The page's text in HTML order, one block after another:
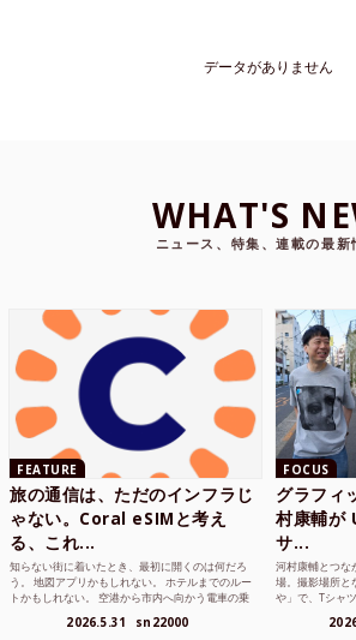
データがありません
WHAT'S
ニュース、特集、連載の最新
FEATURE
旅の通信は、ただのインフラじ
ゃない。Coral eSIMと考え
る、これ...
知らない街に着いたとき、最初に開くのは何だろ
う。 地図アプリかもしれない。 ホテルまでのルー
トかもしれない。 空港から市内へ向かう電車の乗
2026.5.31 sn22000
FOCUS
グラフィ
村康輔
サ...
河村康輔とつな
場。撮影場所と
や」で、Tシャ